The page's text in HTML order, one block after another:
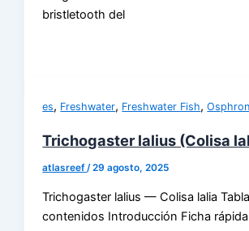
bristletooth del
es, Freshwater, Freshwater Fish,
Trichogaster lalius (Colisa
atlasreef/29 agosto, 2025
Trichogaster lalius — Colisa lalia
contenidos Introducción Ficha